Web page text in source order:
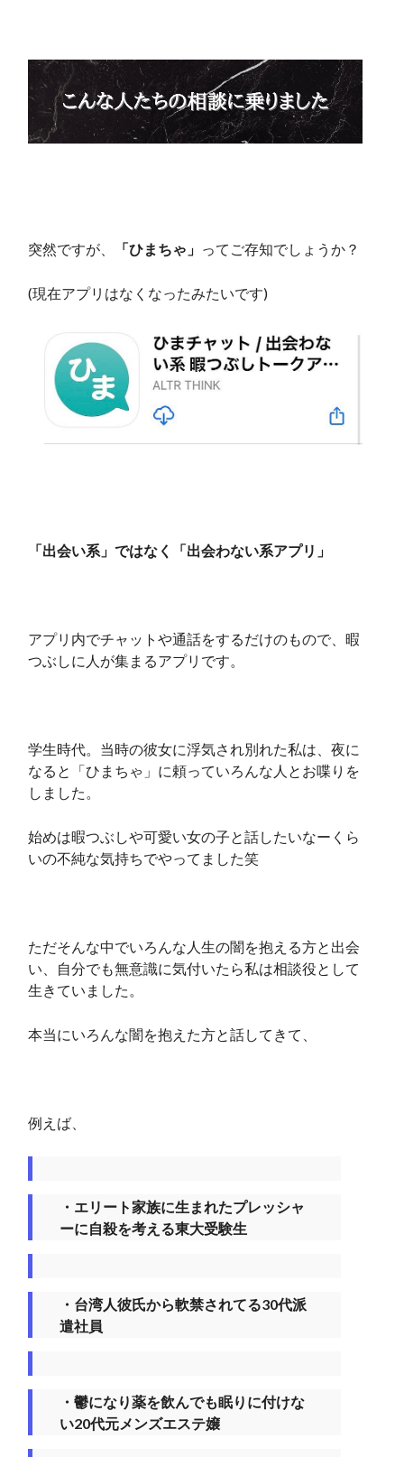
突然ですが、 「ひまちゃ」 ってご存知でしょうか？
(現在アプリはなくなったみたいです)
「出会い系」ではなく「出会わない系アプリ」
アプリ内でチャットや通話をするだけのもので、暇
つぶしに人が集まるアプリです。
学生時代。当時の彼女に浮気され別れた私は、夜に
なると「ひまちゃ」に頼っていろんな人とお喋りを
しました。
始めは暇つぶしや可愛い女の子と話したいなーくら
いの不純な気持ちでやってました笑
ただそんな中でいろんな人生の闇を抱える方と出会
い、自分でも無意識に気付いたら私は相談役として
生きていました。
本当にいろんな闇を抱えた方と話してきて、
例えば、
・エリート家族に生まれたプレッシャ
ーに自殺を考える東大受験生
・台湾人彼氏から軟禁されてる30代派
遣社員
・鬱になり薬を飲んでも眠りに付けな
い20代元メンズエステ嬢